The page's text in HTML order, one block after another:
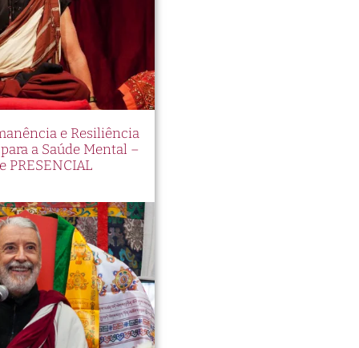
e Resiliência
a Saúde Mental –
PRESENCIAL